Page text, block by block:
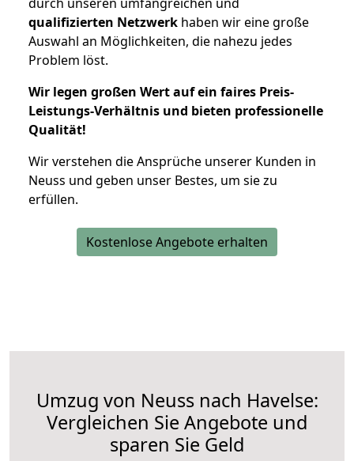
qualifizierten Netzwerk haben wir eine große
Auswahl an Möglichkeiten, die nahezu jedes
Problem löst.
Wir legen großen Wert auf ein faires Preis-
Leistungs-Verhältnis und bieten professionelle
Qualität!
Wir verstehen die Ansprüche unserer Kunden in
Neuss und geben unser Bestes, um sie zu
erfüllen.
Kostenlose Angebote erhalten
Umzug von Neuss nach Havelse:
Vergleichen Sie Angebote und
sparen Sie Geld